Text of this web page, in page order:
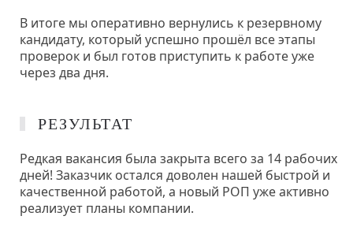
В итоге мы оперативно вернулись к резервному
кандидату, который успешно прошёл все этапы
проверок и был готов приступить к работе уже
через два дня.
РЕЗУЛЬТАТ
Редкая вакансия была закрыта всего за 14 рабочих
дней! Заказчик остался доволен нашей быстрой и
качественной работой, а новый РОП уже активно
реализует планы компании.